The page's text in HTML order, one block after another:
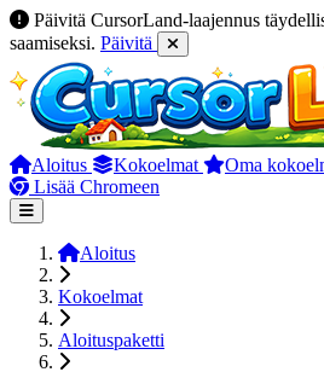
Päivitä CursorLand-laajennus
saamiseksi. Päivitä
Aloitus Kokoelmat Oma
Lisää Chromeen
Aloitus
Kokoelmat
Aloituspaketti